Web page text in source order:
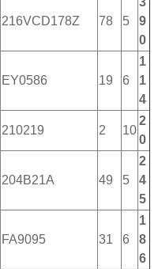
216VCD178Z 78 5
9
0
EY0586 19 6
1
1
4
210219 2 10
2
0
204B21A 49 5
2
4
5
FA9095 31 6
1
8
6